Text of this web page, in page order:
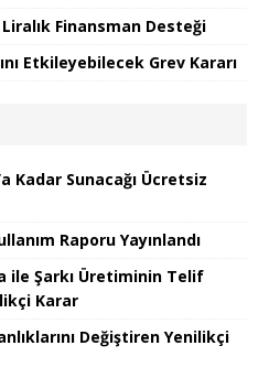
Finansman Desteği
Etkileyebilecek Grev Kararı
Kadar Sunacağı Ücretsiz
Raporu Yayınlandı
ile Şarkı Üretiminin Telif
Karar
Değiştiren Yenilikçi